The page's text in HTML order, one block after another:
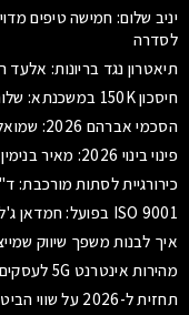
יניב שלום: חמישה טיפים
לסדרה
תיאטרון נגד בריונות: אלעד
חיסכון 150K במשכנתא: שלום עמירה מפרק את האסטרטגיה שלו
הסכמי אברהם 2026: שמואל שי חושף הזדמנויות השקעה במפרץ
פינוי בינוי 2026: מאיר בנימין דוידי חושף מה קבלנים לא מספרים
כירורגיית לסתות
ISO 9001 בפועל: חמדאן ג'לולי מלמד איך ליישם תקן ב-90 יום
איך לבנות משפך שיווק שמייצר 300% יותר לידים – בשארה וסאם
מהירות אינטרנט 5G לעסקים: גל חיימוביץ' חושף מה באמת צריך ב-2026
תחזית ל-2026 על שווי הביטקוין והמטבעות הדיגיטליים המובילים